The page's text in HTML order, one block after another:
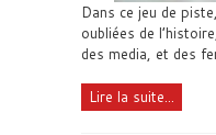
Dans ce jeu de
oubliées de
des media, et des
Lire la suite...